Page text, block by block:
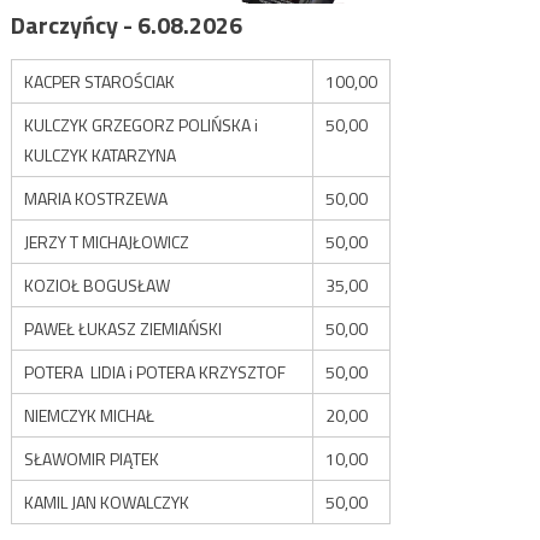
Darczyńcy - 6.08.2026
KACPER STAROŚCIAK
100,00
KULCZYK GRZEGORZ POLIŃSKA i
KULCZYK KATARZYNA
50,00
MARIA KOSTRZEWA
50,00
JERZY T MICHAJŁOWICZ
50,00
KOZIOŁ BOGUSŁAW
35,00
PAWEŁ ŁUKASZ ZIEMIAŃSKI
50,00
POTERA LIDIA i POTERA KRZYSZTOF
50,00
NIEMCZYK MICHAŁ
20,00
SŁAWOMIR PIĄTEK
10,00
KAMIL JAN KOWALCZYK
50,00